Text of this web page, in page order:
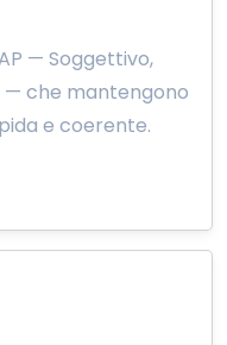
— Soggettivo,
— che mantengono
e coerente.